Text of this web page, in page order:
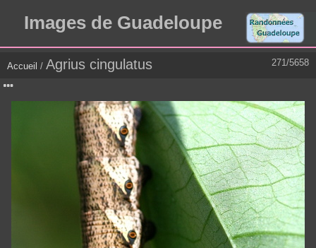
Images de Guadeloupe
271/5658
Accueil / Agrius cingulatus